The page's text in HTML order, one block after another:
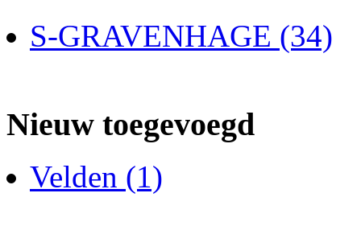
S-GRAVENHAGE (34)
Nieuw toegevoegd
Velden (1)